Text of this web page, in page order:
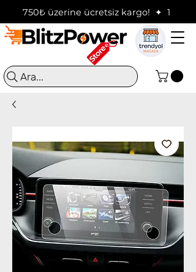
750₺ üzerine ücretsiz kargo!  ✦
Ara...